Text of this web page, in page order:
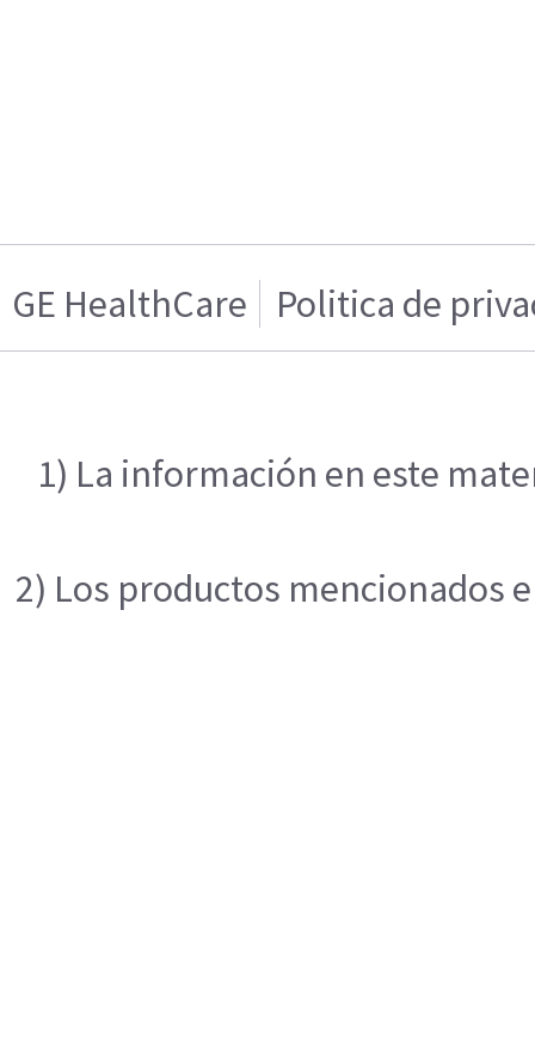
GE HealthCare Politica de
1) La información en este
2) Los productos mencionados